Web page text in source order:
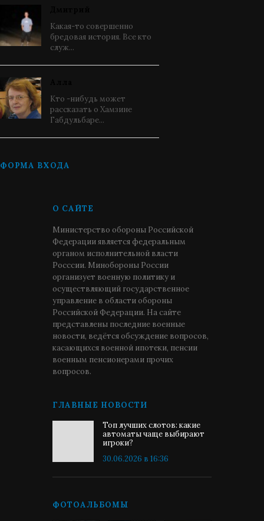
Какая-то совершенно
бредовая история. Все кто
служ...
Кто -нибудь может
рассказать о Хамзине
Габдульбаре...
ФОРМА ВХОДА
О САЙТЕ
Министерство обороны Российской
Федерации является федеральным
органом исполнительной власти
Росссии. Минобороны России
организует военную политику и
осуществляющий государственное
управление в области обороны
Российской Федерации. На сайте
представлены последние военные
новости, ведётся обсуждение вопросов,
касающихся военной ипотеки, пенсии
военным пенсионерами прочих
вопросов.
ГЛАВНЫЕ НОВОСТИ
Топ лучших слотов: какие
автоматы чаще выбирают
игроки?
30.06.2026 в 16:36
ФОТОАЛЬБОМЫ